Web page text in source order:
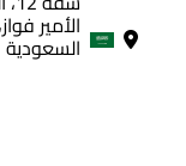
الأمير
السعودية